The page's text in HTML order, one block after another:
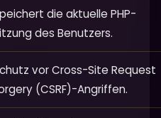
die aktuelle PHP-
des Benutzers.
vor Cross-Site Request
(CSRF)-Angriffen.